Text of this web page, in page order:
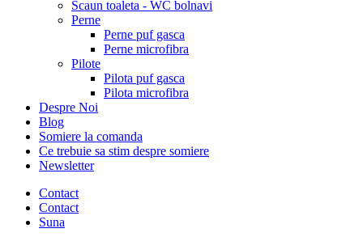
Scaun toaleta - WC bolnavi
Perne
Perne puf gasca
Perne microfibra
Pilote
Pilota puf gasca
Pilota microfibra
Despre Noi
Blog
Somiere la comanda
Ce trebuie sa stim despre somiere
Newsletter
Contact
Contact
Suna